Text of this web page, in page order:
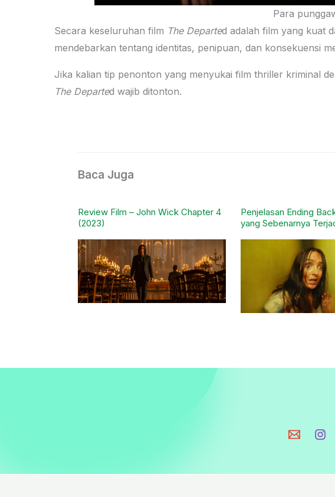
Para
Secara keseluruhan film The Departed adalah film yang kuat
mendebarkan tentang identitas, penipuan, dan konsekuensi
Jika kalian tip penonton yang menyukai film thriller kriminal
The Departed wajib ditonton.
Baca Juga
Review Film – John Wick Chapter 4
(2023)
Penjelasan Ending
yang Sebenarnya